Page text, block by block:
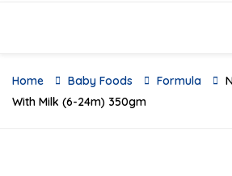
Home Baby Foods Formula
With Milk (6-24m) 350gm